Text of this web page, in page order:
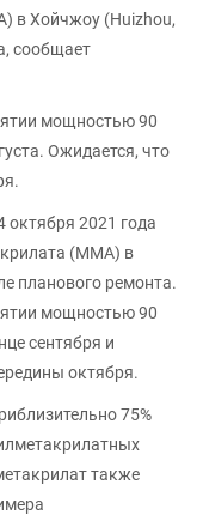
в Хойчжоу (Huizhou,
сообщает
мощностью 90
Ожидается, что
октября 2021 года
(ММА) в
планового ремонта.
мощностью 90
сентября и
октября.
75%
также